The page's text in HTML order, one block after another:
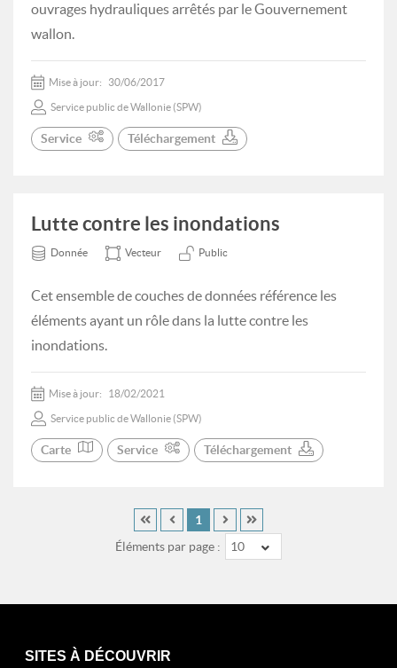
ouvrages hydrauliques arrêtés par le Gouvernement
wallon.
Mise à jour: 30/06/2017
Service public de Wallonie (SPW)
Service Téléchargement
Lutte contre les inondations
Donnée Vecteur Public
Cet ensemble de couches de données référence les
éléments ayant un rôle dans la lutte contre les
inondations.
Mise à jour: 18/02/2021
Service public de Wallonie (SPW)
Carte Service Téléchargement
Éléments par page : 10
1
SITES À DÉCOUVRIR